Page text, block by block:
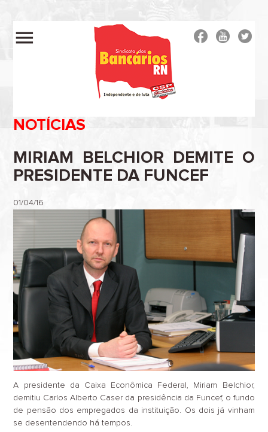
menu
NOTÍCIAS
MIRIAM BELCHIOR DEMITE O
PRESIDENTE DA FUNCEF
01/04/16
A presidente da Caixa Econômica Federal, Miriam Belchior,
demitiu Carlos Alberto Caser da presidência da Funcef, o fundo
de pensão dos empregados da instituição. Os dois já vinham
se desentendendo há tempos.